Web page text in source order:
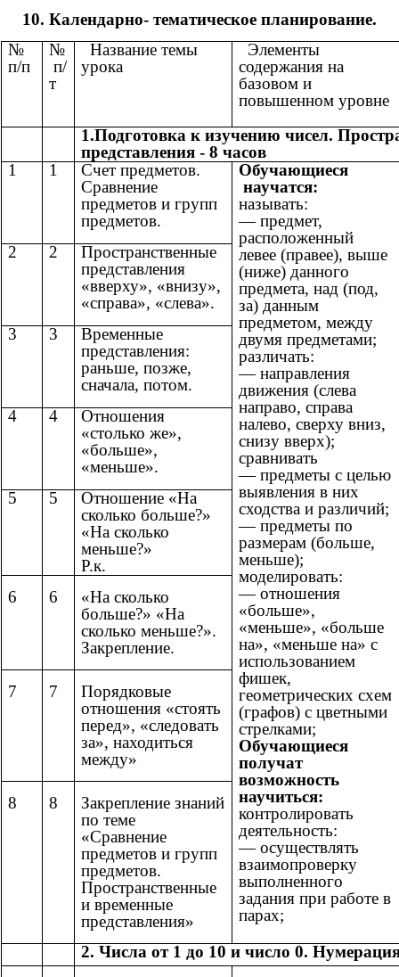
10. Календарно- тематическое планирование.
№
п/п
№
п/
т
Название темы
урока
Элементы
содержания на
базовом и
повышенном уровне
1.Подготовка к изучению чисел.
представления - 8 часов
1
1
Счет предметов.
Сравнение
предметов и групп
предметов.
Обучающиеся
научатся:
называть:
— предмет,
расположенный
левее (правее), выше
(ниже) данного
предмета, над (под,
за) данным
предметом, между
двумя предметами;
различать:
— направления
движения (слева
направо, справа
налево, сверху вниз,
снизу вверх);
сравнивать
— предметы с целью
выявления в них
сходства и различий;
— предметы по
размерам (больше,
меньше);
моделировать:
— отношения
«больше»,
«меньше», «больше
на», «меньше на» с
использованием
фишек,
геометрических схем
(графов) с цветными
стрелками;
Обучающиеся
получат
возможность
научиться:
контролировать
деятельность:
— осуществлять
взаимопроверку
выполненного
задания при работе в
парах;
2 2
Пространственные
представления
«вверху», «внизу»,
«справа», «слева».
3
3
Временные
представления:
раньше, позже,
сначала, потом.
4
4
Отношения
«столько же»,
«больше»,
«меньше».
5
5
Отношение «На
сколько больше?»
«На сколько
меньше?»
Р.к.
6
6
«На сколько
больше?» «На
сколько меньше?».
Закрепление.
7 7
Порядковые
отношения «стоять
перед», «следовать
за», находиться
между»
8 8
Закрепление знаний
по теме
«Сравнение
предметов и групп
предметов.
Пространственные
и временные
представления»
2. Числа от 1 до 10 и число 0.